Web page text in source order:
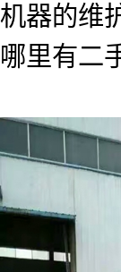
机器的维
哪里有二